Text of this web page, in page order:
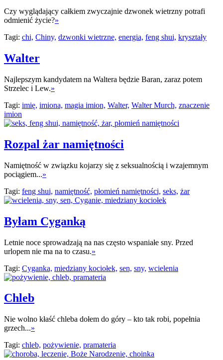
Czy wyglądający całkiem zwyczajnie dzwonek wietrzny potrafi
odmienić życie?»
Tagi: chi, Chiny, dzwonki wietrzne, energia, feng shui, kryształy
Walter
Najlepszym kandydatem na Waltera będzie Baran, zaraz potem
Strzelec i Lew.»
Tagi: imię, imiona, magia imion, Walter, Walter Murch, znaczenie
imion
Rozpal żar namiętności
Namiętność w związku kojarzy się z seksualnością i wzajemnym
pociągiem...»
Tagi: feng shui, namiętność, płomień namiętności, seks, żar
Byłam Cyganką
Letnie noce sprowadzają na nas często wspaniałe sny. Przed
urlopem nie ma na to czasu.»
Tagi: Cyganka, miedziany kociołek, sen, sny, wcielenia
Chleb
Nie wolno kłaść chleba dołem do góry – kto tak robi, popełnia
grzech...»
Tagi: chleb, pożywienie, pramateria